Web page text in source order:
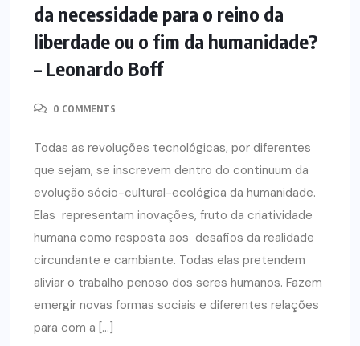
da necessidade para o reino da
liberdade ou o fim da humanidade?
– Leonardo Boff
0 COMMENTS
Todas as revoluções tecnológicas, por diferentes
que sejam, se inscrevem dentro do continuum da
evolução sócio-cultural-ecológica da humanidade.
Elas representam inovações, fruto da criatividade
humana como resposta aos desafios da realidade
circundante e cambiante. Todas elas pretendem
aliviar o trabalho penoso dos seres humanos. Fazem
emergir novas formas sociais e diferentes relações
para com a […]